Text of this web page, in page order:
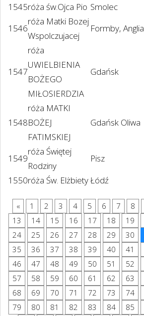
1545róża św.Ojca Pio Smolec
1546
róża Matki Bozej
Wspolczujacej
Formby, Anglia
1547
róża
UWIELBIENIA
BOŻEGO
MIŁOSIERDZIA
Gdańsk
1548
róża MATKI
BOŻEJ
FATIMSKIEJ
Gdańsk Oliwa
1549
róża Świętej
Rodziny
Pisz
1550róża Św. ElżbietyŁódź
« 1 2 3 4 5 6 7 8
13
14 15 16 17 18 19
24
25 26 27 28 29 30
35
36 37 38 39 40 41
46
47 48 49 50 51 52
57
58 59 60 61 62 63
68
69 70 71 72 73 74
79
80 81 82 83 84 85